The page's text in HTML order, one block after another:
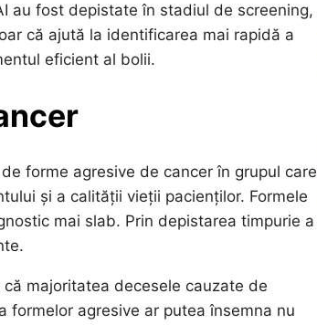
au fost depistate în stadiul de screening,
că ajută la identificarea mai rapidă a
eficient al bolii.
forme agresive de cancer în grupul care
și a calității vieții pacienților. Formele
mai slab. Prin depistarea timpurie a
majoritatea decesele cauzate de
agresive ar putea însemna nu